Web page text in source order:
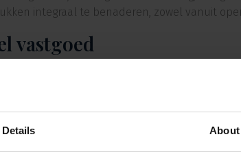
Details About
integraal te benaderen, zowel vanuit
vastgoed
light-industrial objecten, uitsluitend in
technisch en administratief
en duurzame waardeontwikkeling
en obligatie-uitgiften